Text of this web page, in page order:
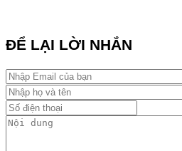
ĐỂ LẠI LỜI NHẮN